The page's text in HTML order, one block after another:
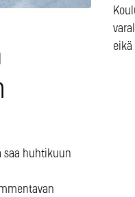
saa huhtikuun